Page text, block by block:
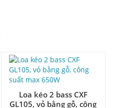
Loa kéo 2 bass CXF
GL105, vỏ bằng gỗ, công